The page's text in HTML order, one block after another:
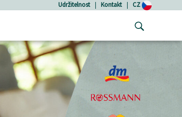
Udržitelnost | Kontakt | CZ